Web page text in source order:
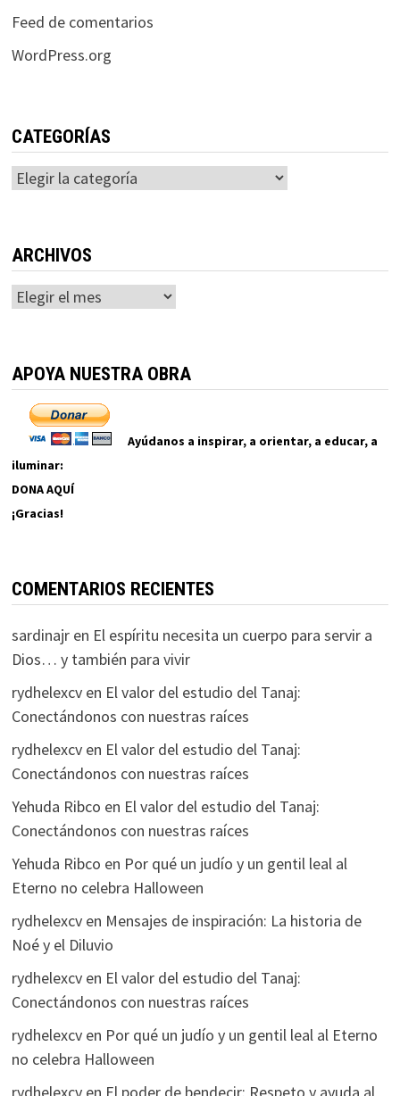
Feed de comentarios
WordPress.org
CATEGORÍAS
Categorías
ARCHIVOS
Archivos
APOYA NUESTRA OBRA
Ayúdanos a inspirar, a orientar, a educar, a
iluminar:
DONA AQUÍ
¡Gracias!
COMENTARIOS RECIENTES
sardinajren El espíritu necesita un cuerpo para servir a
Dios… y también para vivir
rydhelexcven El valor del estudio del Tanaj:
Conectándonos con nuestras raíces
rydhelexcven El valor del estudio del Tanaj:
Conectándonos con nuestras raíces
Yehuda Ribco en El valor del estudio del Tanaj:
Conectándonos con nuestras raíces
Yehuda Ribco en Por qué un judío y un gentil leal al
Eterno no celebra Halloween
rydhelexcven Mensajes de inspiración: La historia de
Noé y el Diluvio
rydhelexcven El valor del estudio del Tanaj:
Conectándonos con nuestras raíces
rydhelexcven Por qué un judío y un gentil leal al Eterno
no celebra Halloween
rydhelexcven El poder de bendecir: Respeto y ayuda al